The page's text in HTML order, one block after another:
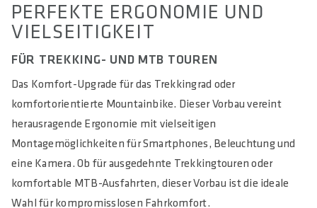
PERFEKTE ERGONOMIE UND
VIELSEITIGKEIT
FÜR TREKKING- UND MTB TOUREN
Das Komfort-Upgrade für das Trekkingrad oder
komfortorientierte Mountainbike. Dieser Vorbau vereint
herausragende Ergonomie mit vielseitigen
Montagemöglichkeiten für Smartphones, Beleuchtung und
eine Kamera. Ob für ausgedehnte Trekkingtouren oder
komfortable MTB-Ausfahrten, dieser Vorbau ist die ideale
Wahl für kompromisslosen Fahrkomfort.